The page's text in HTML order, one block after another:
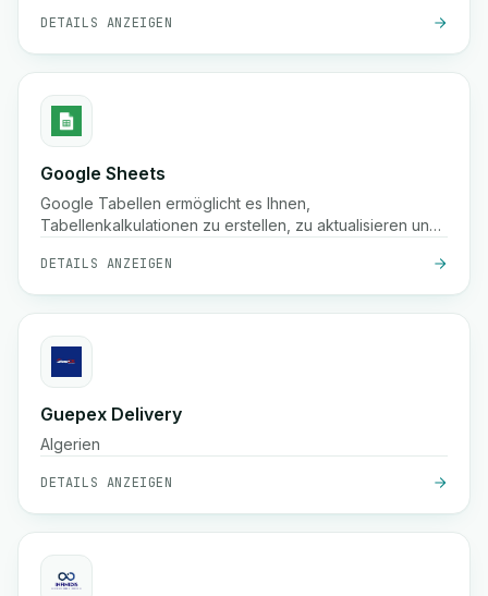
DETAILS ANZEIGEN
Google Sheets
Google Tabellen ermöglicht es Ihnen,
Tabellenkalkulationen zu erstellen, zu aktualisieren und
und Informationen über Ihre Arbeitsabläufe hinweg zu
synchronisieren, um die Zusammenarbeit und die
Erkenntnisse zu verbessern.
DETAILS ANZEIGEN
Guepex Delivery
Algerien
DETAILS ANZEIGEN